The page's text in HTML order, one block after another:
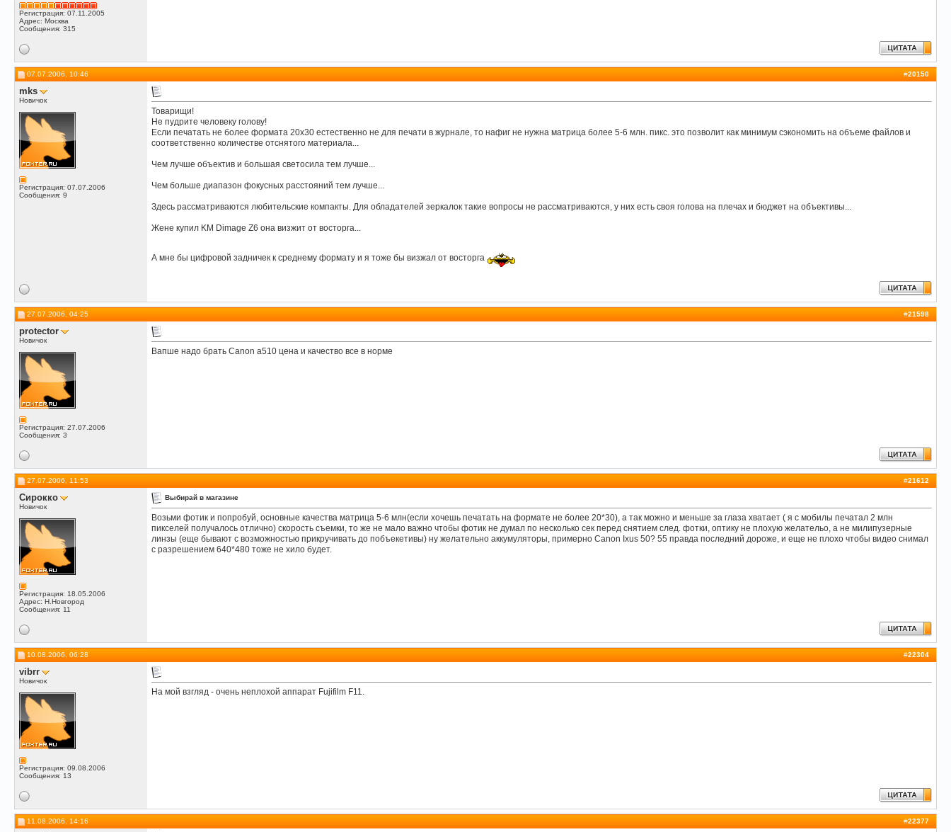
Регистрация: 07.11.2005
Адрес: Москва
Сообщения: 315
07.07.2006, 10:46 #20150
mks
Новичок
Регистрация: 07.07.2006
Сообщения: 9
Товарищи!
Не пудрите человеку голову!
Если печатать не более формата 20х30 естественно не для печати в журнале, то нафиг не нужна матрица более 5-6 млн. пикс. это позволит как минимум сэкономить на объеме файлов и
соответственно количестве отснятого материала...
Чем лучше объектив и большая светосила тем лучше...
Чем больше диапазон фокусных расстояний тем лучше...
Здесь рассматриваются любительские компакты. Для обладателей зеркалок такие вопросы не рассматриваются, у них есть своя голова на плечах и бюджет на объективы...
Жене купил KM Dimage Z6 она визжит от восторга...
А мне бы цифровой задничек к среднему формату и я тоже бы визжал от восторга
27.07.2006, 04:25 #21598
protector
Новичок
Регистрация: 27.07.2006
Сообщения: 3
Вапше надо брать Canon a510 цена и качество все в норме
27.07.2006, 11:53 #21612
Сирокко
Новичок
Регистрация: 18.05.2006
Адрес: Н.Новгород
Сообщения: 11
Выбирай в магазине
Возьми фотик и попробуй, основные качества матрица 5-6 млн(если хочешь печатать на формате не более 20*30), а так можно и меньше за глаза хватает ( я с мобилы печатал 2 млн
пикселей получалось отлично) скорость съемки, то же не мало важно чтобы фотик не думал по несколько сек перед снятием след. фотки, оптику не плохую желательо, а не милипузерные
линзы (еще бывают с возможностью прикручивать до побъекетивы) ну желательно аккумуляторы, примерно Canon Ixus 50? 55 правда последний дороже, и еще не плохо чтобы видео снимал
с разрешением 640*480 тоже не хило будет.
10.08.2006, 06:28 #22304
vibrr
Новичок
Регистрация: 09.08.2006
Сообщения: 13
На мой взгляд - очень неплохой аппарат Fujifilm F11.
11.08.2006, 14:16 #22377